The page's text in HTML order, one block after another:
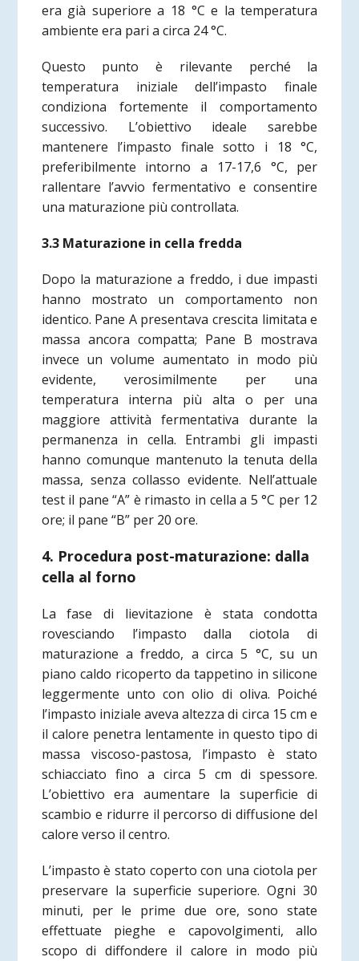
era già superiore a 18 °C e la temperatura
ambiente era pari a circa 24 °C.
Questo punto è rilevante perché la
temperatura iniziale dell’impasto finale
condiziona fortemente il comportamento
successivo. L’obiettivo ideale sarebbe
mantenere l’impasto finale sotto i 18 °C,
preferibilmente intorno a 17-17,6 °C, per
rallentare l’avvio fermentativo e consentire
una maturazione più controllata.
3.3 Maturazione in cella fredda
Dopo la maturazione a freddo, i due impasti
hanno mostrato un comportamento non
identico. Pane A presentava crescita limitata e
massa ancora compatta; Pane B mostrava
invece un volume aumentato in modo più
evidente, verosimilmente per una
temperatura interna più alta o per una
maggiore attività fermentativa durante la
permanenza in cella. Entrambi gli impasti
hanno comunque mantenuto la tenuta della
massa, senza collasso evidente. Nell’attuale
test il pane “A” è rimasto in cella a 5 °C per 12
ore; il pane “B” per 20 ore.
4. Procedura post-maturazione: dalla
cella al forno
La fase di lievitazione è stata condotta
rovesciando l’impasto dalla ciotola di
maturazione a freddo, a circa 5 °C, su un
piano caldo ricoperto da tappetino in silicone
leggermente unto con olio di oliva. Poiché
l’impasto iniziale aveva altezza di circa 15 cm e
il calore penetra lentamente in questo tipo di
massa viscoso-pastosa, l’impasto è stato
schiacciato fino a circa 5 cm di spessore.
L’obiettivo era aumentare la superficie di
scambio e ridurre il percorso di diffusione del
calore verso il centro.
L’impasto è stato coperto con una ciotola per
preservare la superficie superiore. Ogni 30
minuti, per le prime due ore, sono state
effettuate pieghe e capovolgimenti, allo
scopo di diffondere il calore in modo più